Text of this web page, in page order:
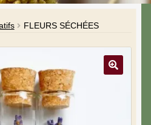
FLEURS SÉCHÉES